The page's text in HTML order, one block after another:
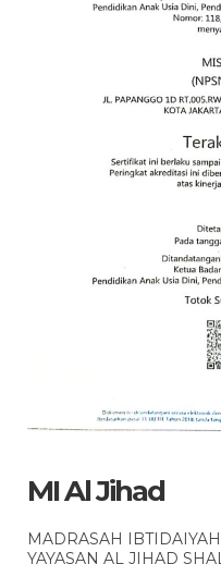
MI Al Jihad
MADRASAH
YAYASAN AL JIHAD